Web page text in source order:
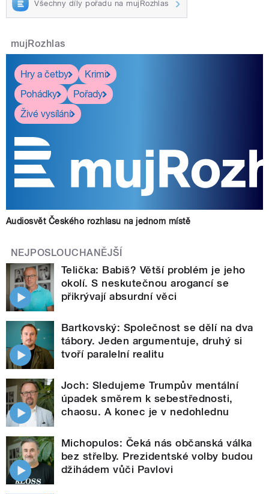
Všechny díly pořadu na mujRozhlas
mujRozhlas
Hry a četby
Krimi
Pohádky
Pořady
Živé vysílání
Audiosvět Českého rozhlasu na jednom místě
NEJPOSLOUCHANĚJŠÍ
Telička: Babiš? Větší problém je jeho
okolí. S neskutečnou arogancí se
přikrývají absurdní věci
Bartkovský: Společnost se dělí na dva
tábory. Jeden argumentuje, druhý si
tvoří paralelní realitu
Joch: Sledujeme Trumpův mentální
úpadek směrem k sebestřednosti,
chaosu. A konec je v nedohlednu
Michopulos: Čeká nás občanská válka
bez střelby. Prezidentské volby budou
džihádem vůči Pavlovi